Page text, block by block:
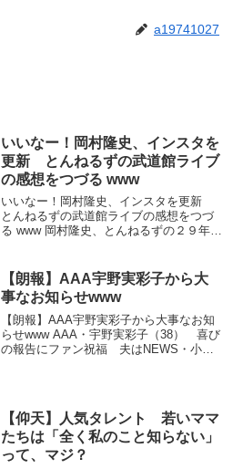
a19741027
いいなー！岡村隆史、インスタを
更新 とんねるずの武道館ライブ
の感想をつづる www
いいなー！岡村隆史、インスタを更新
とんねるずの武道館ライブの感想をつづ
る www 岡村隆史、とんねるずの２９年ぶ
インティナイン」岡村隆史が１０日まで
に自身のＳＮＳを...
【朗報】AAA宇野実彩子から大
事なお知らせwww
【朗報】AAA宇野実彩子から大事なお知
らせwww AAA・宇野実彩子（38） 喜び
の報告にファン祝福 夫はNEWS・小山
【仰天】人気タレント 若いママ
たちは「全く私のこと知らない」
って、マジ？